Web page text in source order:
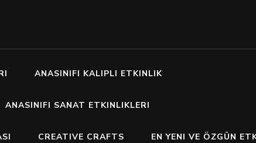
ANASINIFI KALIPLI ETKINLIK
ANASINIFI SANAT ETKINLIKLERI
CREATIVE CRAFTS EN YENI VE ÖZGÜN